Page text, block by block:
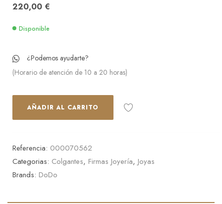
220,00 €
Disponible
¿Podemos ayudarte?
(Horario de atención de 10 a 20 horas)
AÑADIR AL CARRITO
Referencia: 000070562
Categorias: Colgantes, Firmas Joyería, Joyas
Brands: DoDo